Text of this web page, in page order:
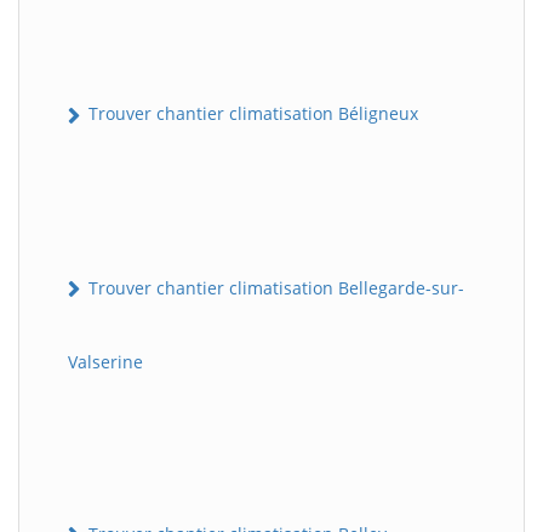
Trouver chantier climatisation Béligneux
Trouver chantier climatisation Bellegarde-sur-
Valserine